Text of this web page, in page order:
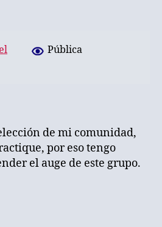
Pública
de mi comunidad,
por eso tengo
el auge de este grupo.